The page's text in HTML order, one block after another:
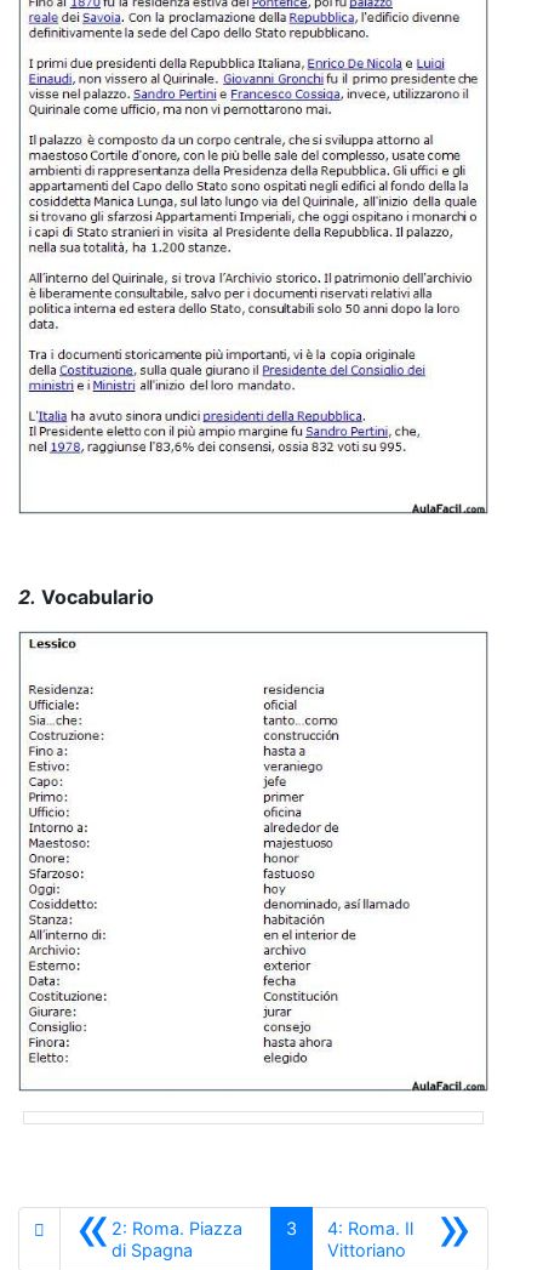
2. Vocabulario
«2: Roma. Piazza
di Spagna
3 »
4: Roma. Il
Vittoriano Siguiente